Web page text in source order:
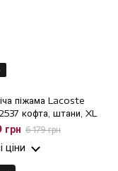
піжама Lacoste
кофта, штани, XL
грн 6 179 грн
ціни